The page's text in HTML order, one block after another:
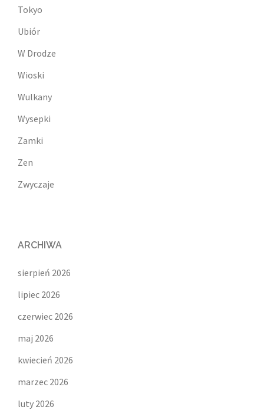
Tokyo
Ubiór
W Drodze
Wioski
Wulkany
Wysepki
Zamki
Zen
Zwyczaje
ARCHIWA
sierpień 2026
lipiec 2026
czerwiec 2026
maj 2026
kwiecień 2026
marzec 2026
luty 2026